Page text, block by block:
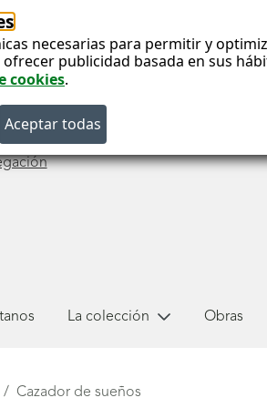
necesarias para permitir y
publicidad basada en sus
cookies.
La colección Obras
Cazador de sueños